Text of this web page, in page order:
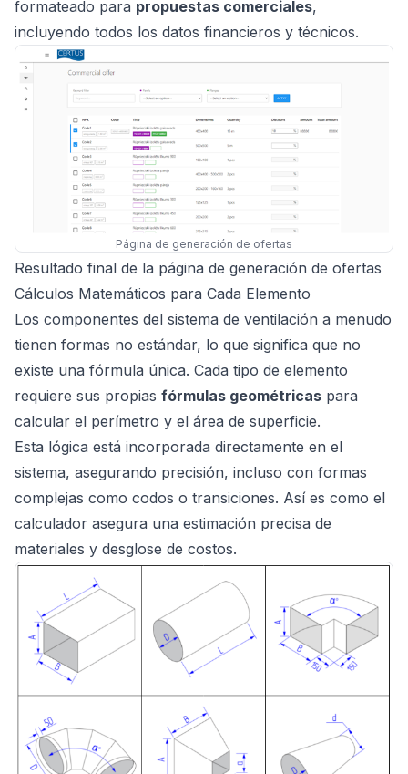
formateado para propuestas comerciales,
incluyendo todos los datos financieros y técnicos.
Página de generación de ofertas
Resultado final de la página de generación de ofertas
Cálculos Matemáticos para Cada Elemento
Los componentes del sistema de ventilación a menudo
tienen formas no estándar, lo que significa que no
existe una fórmula única. Cada tipo de elemento
requiere sus propias fórmulas geométricas para
calcular el perímetro y el área de superficie.
Esta lógica está incorporada directamente en el
sistema, asegurando precisión, incluso con formas
complejas como codos o transiciones. Así es como el
calculador asegura una estimación precisa de
materiales y desglose de costos.